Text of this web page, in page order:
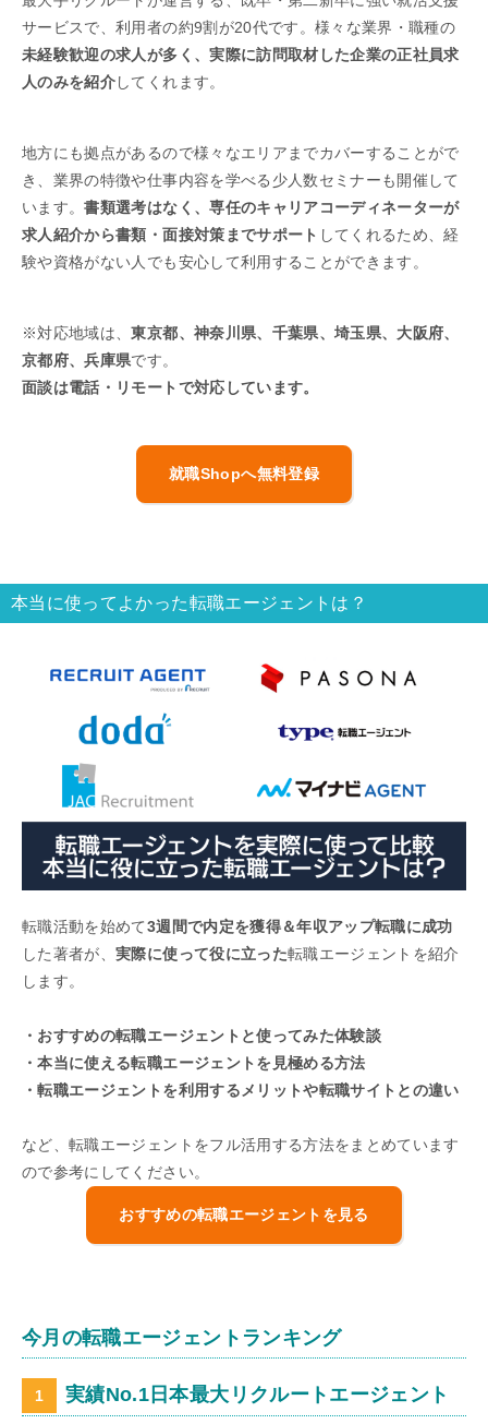
サービスで、利用者の約9割が20代です。様々な業界・職種の
未経験歓迎の求人が多く、実際に訪問取材した企業の正社員求
人のみを紹介してくれます。
地方にも拠点があるので様々なエリアまでカバーすることがで
き、業界の特徴や仕事内容を学べる少人数セミナーも開催して
います。書類選考はなく、専任のキャリアコーディネーターが
求人紹介から書類・面接対策までサポート してくれるため、経
験や資格がない人でも安心して利用することができます。
※対応地域は、東京都、神奈川県、千葉県、埼玉県、大阪府、
京都府、兵庫県です。
面談は電話・リモートで対応しています。
就職Shopへ無料登録
本当に使ってよかった転職エージェントは？
転職活動を始めて3週間で内定を獲得＆年収アップ転職に成功
した著者が、実際に使って役に立った転職エージェントを紹介
します。
・おすすめの転職エージェントと使ってみた体験談
・本当に使える転職エージェントを見極める方法
・転職エージェントを利用するメリットや転職サイトとの違い
など、転職エージェントをフル活用する方法をまとめています
ので参考にしてください。
おすすめの転職エージェントを見る
今月の転職エージェントランキング
実績No.1日本最大リクルートエージェント